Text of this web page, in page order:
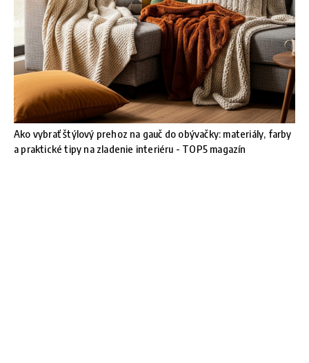
Ako vybrať štýlový prehoz na gauč do obývačky: materiály, farby
a praktické tipy na zladenie interiéru - TOP5 magazín